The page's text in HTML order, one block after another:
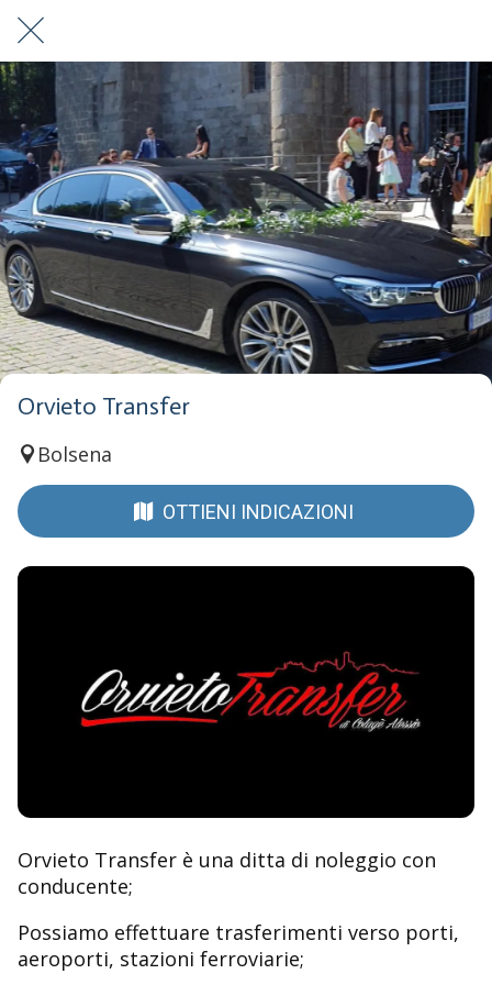
Orvieto Transfer
Bolsena
OTTIENI INDICAZIONI
Orvieto Transfer è una ditta di noleggio con
conducente;
Possiamo effettuare trasferimenti verso porti,
aeroporti, stazioni ferroviarie;